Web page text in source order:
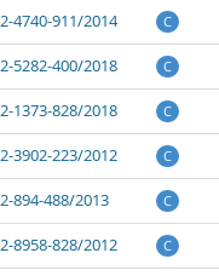
2-4740-911/2014 C
2-5282-400/2018 C
2-1373-828/2018 C
2-3902-223/2012 C
2-894-488/2013 C
2-8958-828/2012 C